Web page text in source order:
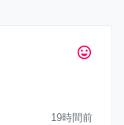
tag_faces
19時間前